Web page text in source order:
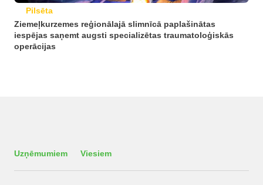
Pilsēta
Ziemeļkurzemes reģionālajā slimnīcā paplašinātas
iespējas saņemt augsti specializētas traumatoloģiskās
operācijas
Uzņēmumiem Viesiem